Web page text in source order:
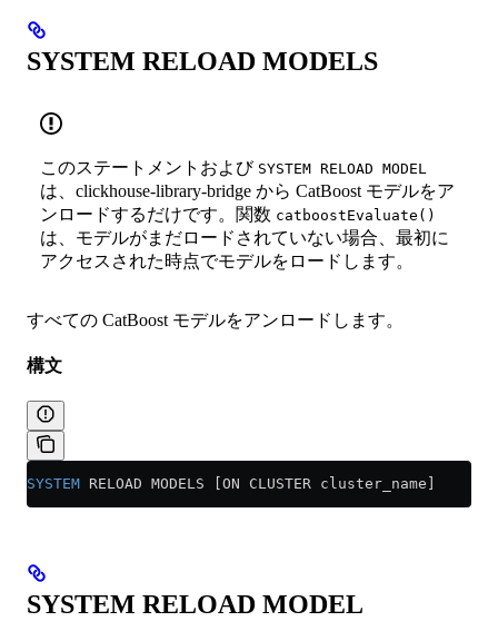
SYSTEM RELOAD MODELS
このステートメントおよび SYSTEM RELOAD MODEL
は、clickhouse-library-bridge から CatBoost モデルをア
ンロードするだけです。関数 catboostEvaluate()
は、モデルがまだロードされていない場合、最初に
アクセスされた時点でモデルをロードします。
すべての CatBoost モデルをアンロードします。
構文
SYSTEM RELOAD MODELS [ON CLUSTER cluster_name]
SYSTEM RELOAD MODEL